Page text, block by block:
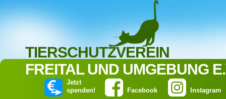
TIERSCHUTZVEREIN
FREITAL UND UMGEBUNG
Instagram
Facebook
Jetzt
spenden!